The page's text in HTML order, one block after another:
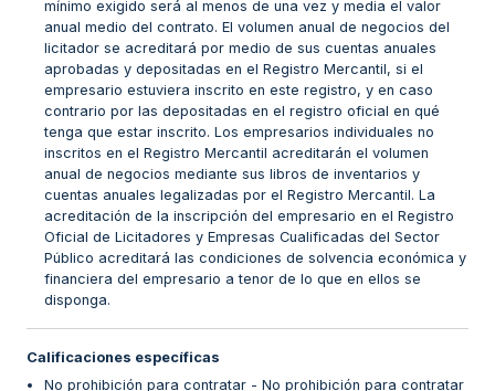
mínimo exigido será al menos de una vez y media el valor
anual medio del contrato. El volumen anual de negocios del
licitador se acreditará por medio de sus cuentas anuales
aprobadas y depositadas en el Registro Mercantil, si el
empresario estuviera inscrito en este registro, y en caso
contrario por las depositadas en el registro oficial en qué
tenga que estar inscrito. Los empresarios individuales no
inscritos en el Registro Mercantil acreditarán el volumen
anual de negocios mediante sus libros de inventarios y
cuentas anuales legalizadas por el Registro Mercantil. La
acreditación de la inscripción del empresario en el Registro
Oficial de Licitadores y Empresas Cualificadas del Sector
Público acreditará las condiciones de solvencia económica y
financiera del empresario a tenor de lo que en ellos se
disponga.
Calificaciones específicas
No prohibición para contratar - No prohibición para contratar